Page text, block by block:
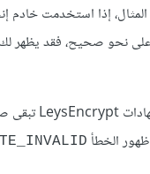
المثال، إذا استخدمت
الخطأ